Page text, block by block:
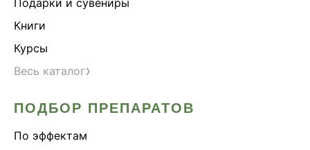
Книги
Курсы
Весь каталог›
ПОДБОР ПРЕПАРАТОВ
По эффектам